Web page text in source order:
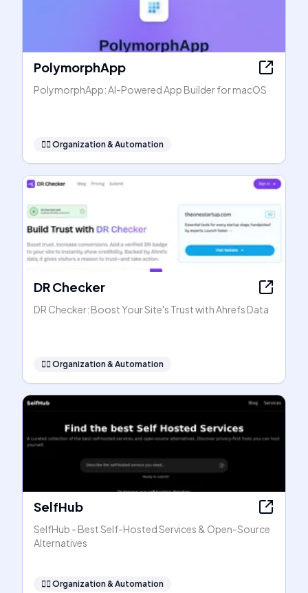
PolymorphApp
PolymorphApp: AI-Powered App Builder for macOS
🧞‍♂️ Organization & Automation
DR Checker
DR Checker: Boost Your Site's Trust with Ahrefs Data
🧞‍♂️ Organization & Automation
SelfHub
SelfHub - Best Self-Hosted Services & Open-Source
Alternatives
🧞‍♂️ Organization & Automation